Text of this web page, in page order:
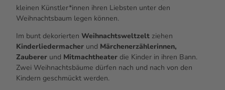
kleinen Künstler*innen ihren Liebsten unter den
Weihnachtsbaum legen können.
Im bunt dekorierten Weihnachtsweltzelt ziehen
Kinderliedermacher und Märchenerzählerinnen,
Zauberer und Mitmachtheater die Kinder in ihren Bann.
Zwei Weihnachtsbäume dürfen nach und nach von den
Kindern geschmückt werden.